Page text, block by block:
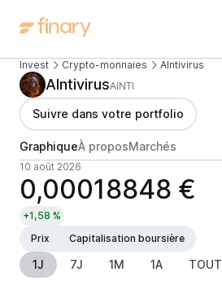
Invest Crypto-monnaies AIntivirus
AIntivirusAINTI
Suivre dans votre portfolio
GraphiqueÀ proposMarchés
10 août 2026
0,00018848 €
+1,58 %
Prix
Capitalisation boursière
1J 7J 1M 1A TOUT